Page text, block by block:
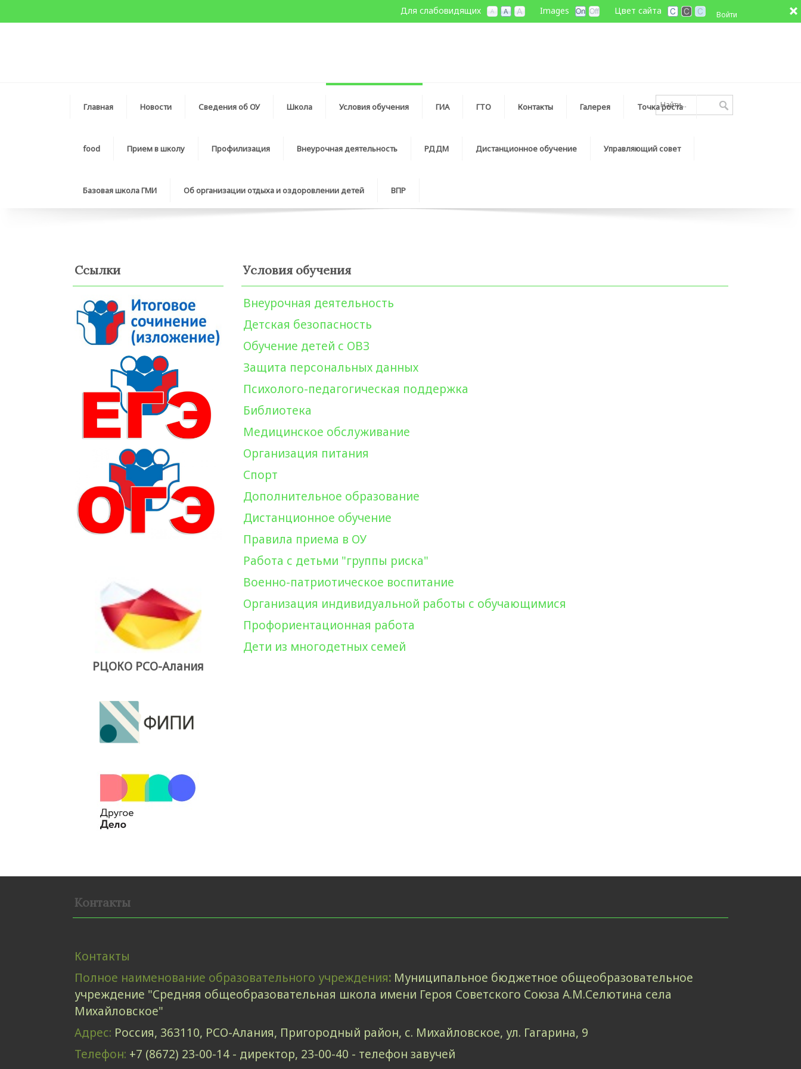
Войти
Цвет сайта
Images
Для слабовидящих
Главная Новости Сведения об ОУ Школа Условия обучения ГИА ГТО Контакты Галерея Точка роста
food Прием в школу Профилизация Внеурочная деятельность РДДМ Дистанционное обучение Управляющий совет
Базовая школа ГМИ Об организации отдыха и оздоровлении детей ВПР
Ссылки
РЦОКО РСО-Алания
Условия обучения
Внеурочная деятельность
Детская безопасность
Обучение детей с ОВЗ
Защита персональных данных
Психолого-педагогическая поддержка
Библиотека
Медицинское обслуживание
Организация питания
Спорт
Дополнительное образование
Дистанционное обучение
Правила приема в ОУ
Работа с детьми "группы риска"
Военно-патриотическое воспитание
Организация индивидуальной работы с обучающимися
Профориентационная работа
Дети из многодетных семей
Контакты
Контакты
Полное наименование образовательного учреждения: Муниципальное бюджетное общеобразовательное
учреждение "Средняя общеобразовательная школа имени Героя Советского Союза А.М.Селютина села
Михайловское"
Адрес: Россия, 363110, РСО-Алания, Пригородный район, с. Михайловское, ул. Гагарина, 9
Телефон: +7 (8672) 23-00-14 - директор, 23-00-40 - телефон завучей